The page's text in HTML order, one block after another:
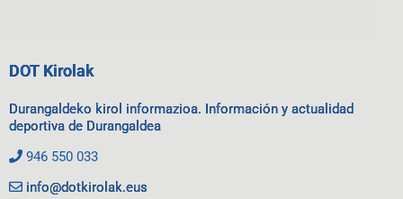
DOT Kirolak
Durangaldeko kirol informazioa. Información y actualidad
deportiva de Durangaldea
946 550 033
info@dotkirolak.eus